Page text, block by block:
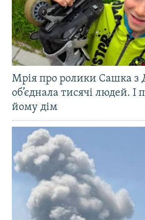
Мрія про ролики Сашка з
об’єднала тисячі людей. І
йому дім